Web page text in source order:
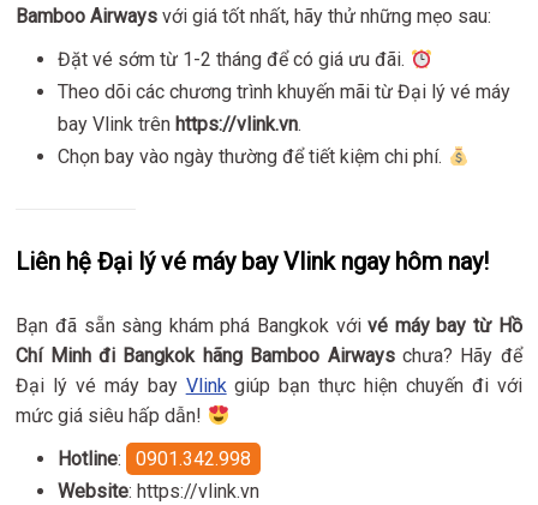
Bamboo Airways với giá tốt nhất, hãy thử những mẹo sau:
Đặt vé sớm từ 1-2 tháng để có giá ưu đãi.
Theo dõi các chương trình khuyến mãi từ Đại lý vé máy
bay Vlink trên https://vlink.vn.
Chọn bay vào ngày thường để tiết kiệm chi phí.
Liên hệ Đại lý vé máy bay Vlink ngay hôm nay!
Bạn đã sẵn sàng khám phá Bangkok vớivé máy bay từ Hồ
Chí Minh đi Bangkok hãng Bamboo Airwayschưa? Hãy để
Đại lý vé máy bay Vlinkgiúp bạn thực hiện chuyến đi với
mức giá siêu hấp dẫn!
Hotline:
0901.342.998
Website: https://vlink.vn